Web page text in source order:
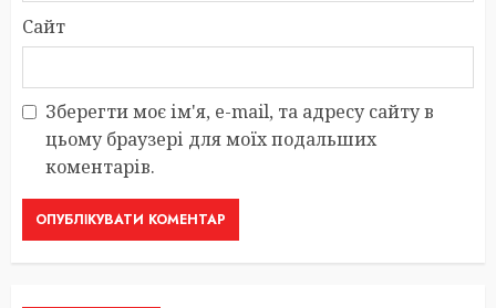
Сайт
Зберегти моє ім'я, e-mail, та адресу сайту в
цьому браузері для моїх подальших
коментарів.